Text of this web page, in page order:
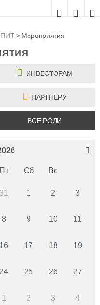
Мероприятия
ИНВЕСТОРАМ
ПАРТНЕРУ
ВСЕ РОЛИ
Пт Сб Вс
31 1 2 3
8 9 10 11
16 17 18 19
24 25 26 27
1 2 3 4